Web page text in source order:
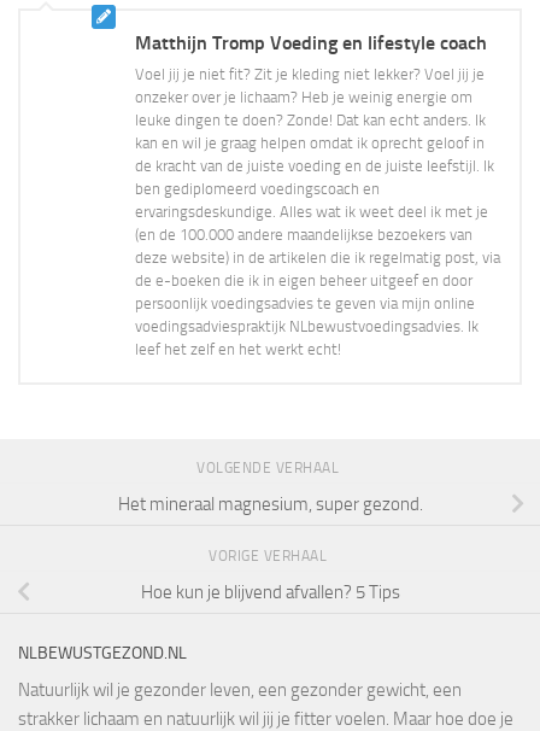
Matthijn Tromp Voeding en lifestyle coach
Voel jij je niet fit? Zit je kleding niet lekker? Voel jij je
onzeker over je lichaam? Heb je weinig energie om
leuke dingen te doen? Zonde! Dat kan echt anders. Ik
kan en wil je graag helpen omdat ik oprecht geloof in
de kracht van de juiste voeding en de juiste leefstijl. Ik
ben gediplomeerd voedingscoach en
ervaringsdeskundige. Alles wat ik weet deel ik met je
(en de 100.000 andere maandelijkse bezoekers van
deze website) in de artikelen die ik regelmatig post, via
de e-boeken die ik in eigen beheer uitgeef en door
persoonlijk voedingsadvies te geven via mijn online
voedingsadviespraktijk NLbewustvoedingsadvies. Ik
leef het zelf en het werkt echt!
VOLGENDE VERHAAL
Het mineraal magnesium, super gezond.
VORIGE VERHAAL
Hoe kun je blijvend afvallen? 5 Tips
NLBEWUSTGEZOND.NL
Natuurlijk wil je gezonder leven, een gezonder gewicht, een
strakker lichaam en natuurlijk wil jij je fitter voelen. Maar hoe doe je